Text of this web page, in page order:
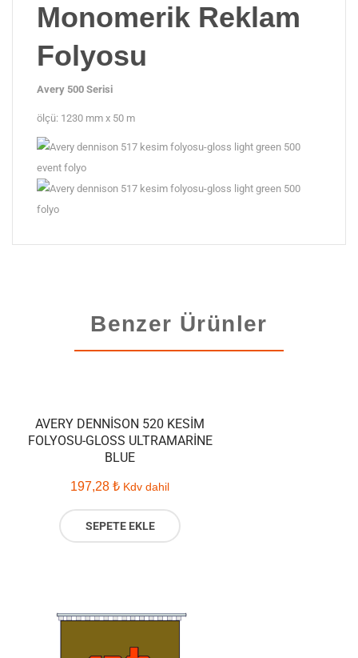
Monomerik Reklam
Folyosu
Avery 500 Serisi
ölçü: 1230 mm x 50 m
Benzer Ürünler
AVERY DENNISON 520 KESIM
FOLYOSU-GLOSS ULTRAMARINE
BLUE
197,28 ₺ Kdv dahil
SEPETE EKLE